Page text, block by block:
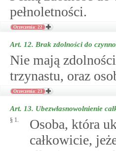
pełnoletności.
Orzeczenia: 22
Art. 12. Brak zdolności do
Nie mają
trzynastu, oraz
Orzeczenia: 23
Art. 13. Ubezwłasnowolnienie
§ 1.
Osoba, która
całkowicie,